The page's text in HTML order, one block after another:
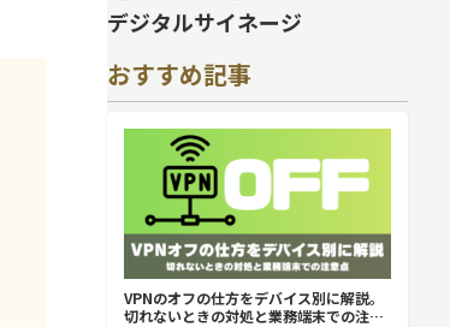
デジタルサイネージ
おすすめ記事
VPNのオフの仕方をデバイス別に解説。
切れないときの対処と業務端末での注意